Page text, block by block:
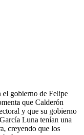
gobierno de Felipe
que Calderón
y que su gobierno
Luna tenían una
creyendo que los